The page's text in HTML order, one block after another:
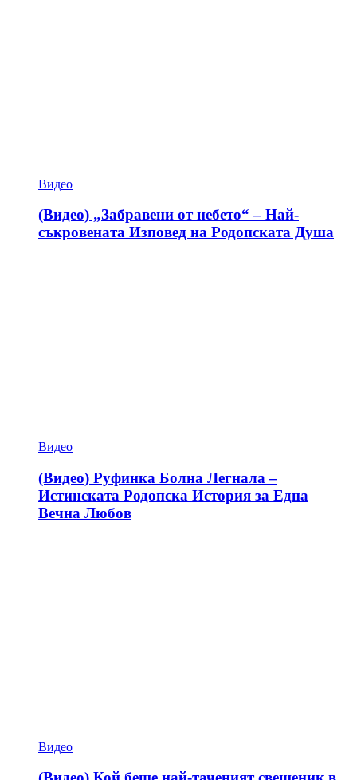
Видео
(Видео) „Забравени от небето“ – Най-
съкровената Изповед на Родопската Душа
Видео
(Видео) Руфинка Болна Легнала –
Истинската Родопска История за Една
Вечна Любов
Видео